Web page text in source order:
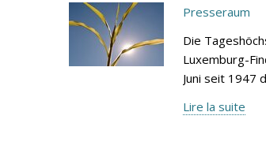
Presseraum
Die
Luxemburg-
Juni seit 1947
Lire la suite